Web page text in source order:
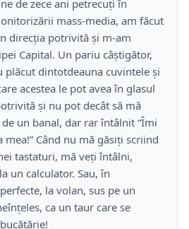
de zece ani petrecuţi în
mass-media, am făcut
direcţia potrivită şi m-am
Capital. Un pariu câştigător,
plăcut dintotdeauna cuvintele şi
acestea le pot avea în glasul
şi nu pot decât să mă
un banal, dar rar întâlnit “Îmi
mea!” Când nu mă găsiţi scriind
tastaturi, mă veţi întâlni,
un calculator. Sau, în
la volan, sus pe un
ca un taur care se